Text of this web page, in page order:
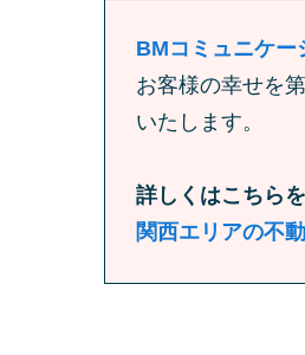
BMコミュニケー
お客様の幸せを
いたします。
詳しくはこちら
関西エリアの不